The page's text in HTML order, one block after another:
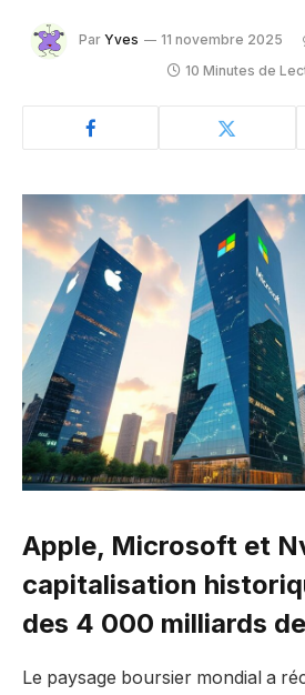
Par Yves 11 novembre 2025
10 Minutes de
Apple, Microsoft et
capitalisation
des 4 000 milliards
Le paysage boursier mondial a